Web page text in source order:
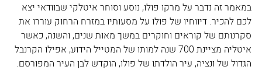
במאמר זה נדבר על מרקו פולו, נוסע וסוחר איטלקי שבוודאי יצא
לכם להכיר. דיווחיו של פולו על מסעותיו במזרח הרחוק עוררו את
סקרנותם של קוראים וחוקרים במשך מאות שנים, והשנה, כאשר
איטליה מציינת 700 שנה למותו של המטייל הידוע, אפילו הקרנבל
הגדול של ונציה, עיר הולדתו של פולו, הוקדש לבן העיר המפורסם.